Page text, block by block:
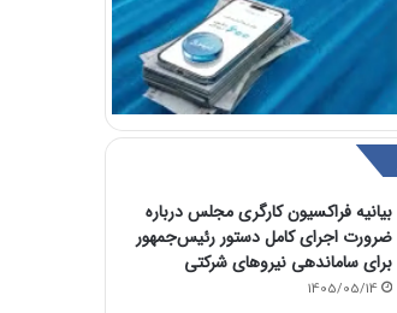
بیانیه فراکسیون کارگری مجلس درباره
ضرورت اجرای کامل دستور رئیس‌جمهور
برای ساماندهی نیروهای شرکتی
1405/05/14